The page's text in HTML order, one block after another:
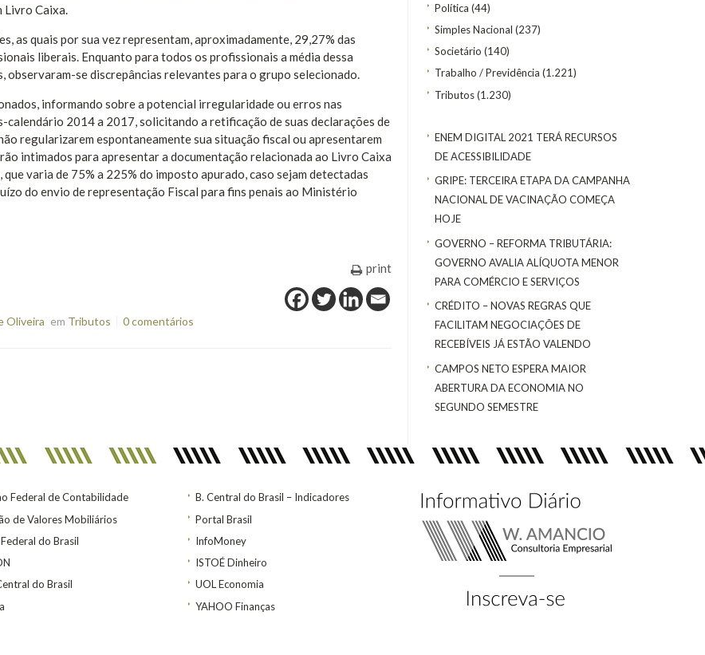
Política (44)
Simples Nacional (237)
Societário (140)
Trabalho / Previdência (1.221)
Tributos(1.230)
ENEM DIGITAL 2021 TERÁ RECURSOS
DE ACESSIBILIDADE
GRIPE: TERCEIRA ETAPA DA CAMPANHA
NACIONAL DE VACINAÇÃO COMEÇA
HOJE
GOVERNO – REFORMA TRIBUTÁRIA:
GOVERNO AVALIA ALÍQUOTA MENOR
PARA COMÉRCIO E SERVIÇOS
CRÉDITO – NOVAS REGRAS QUE
FACILITAM NEGOCIAÇÕES DE
RECEBÍVEIS JÁ ESTÃO VALENDO
CAMPOS NETO ESPERA MAIOR
ABERTURA DA ECONOMIA NO
SEGUNDO SEMESTRE
Livro Caixa.
as quais por sua vez representam, aproximadamente, 29,27% das
liberais. Enquanto para todos os profissionais a média dessa
observaram-se discrepâncias relevantes para o grupo selecionado.
informando sobre a potencial irregularidade ou erros nas
2014 a 2017, solicitando a retificação de suas declarações de
regularizarem espontaneamente sua situação fiscal ou apresentarem
intimados para apresentar a documentação relacionada ao Livro Caixa
varia de 75% a 225% do imposto apurado, caso sejam detectadas
do envio de representação Fiscal para fins penais ao Ministério
print
Oliveira em Tributos 0 comentários
Federal de Contabilidade
de Valores Mobiliários
do Brasil
do Brasil
B. Central do Brasil – Indicadores
Portal Brasil
InfoMoney
ISTOÉ Dinheiro
UOL Economia
YAHOO Finanças